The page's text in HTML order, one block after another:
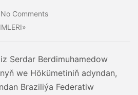
No Comments
Serdar Berdimuhamedow
we Hökümetiniň adyndan,
Braziliýa Federatiw